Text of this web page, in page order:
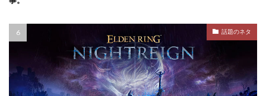
話題のネタ